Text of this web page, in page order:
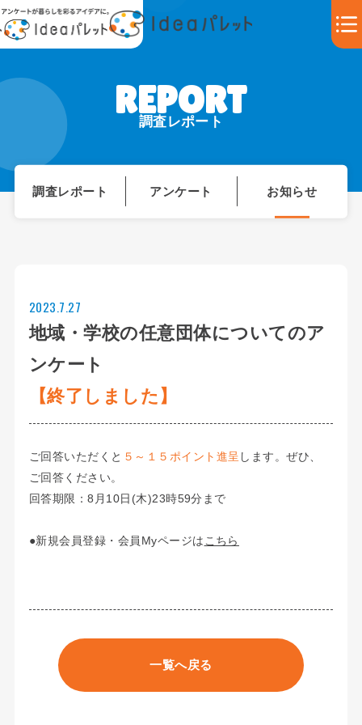
調査レポート
調査レポート アンケート お知らせ
地域・学校の任意団体についてのア
ンケート
【終了しました】
2023.7.27
ご回答いただくと ５～１５ポイント進呈 します。ぜひ、
ご回答ください。
回答期限：8月10日(木)23時59分まで
●新規会員登録・会員Myページはこちら
一覧へ戻る